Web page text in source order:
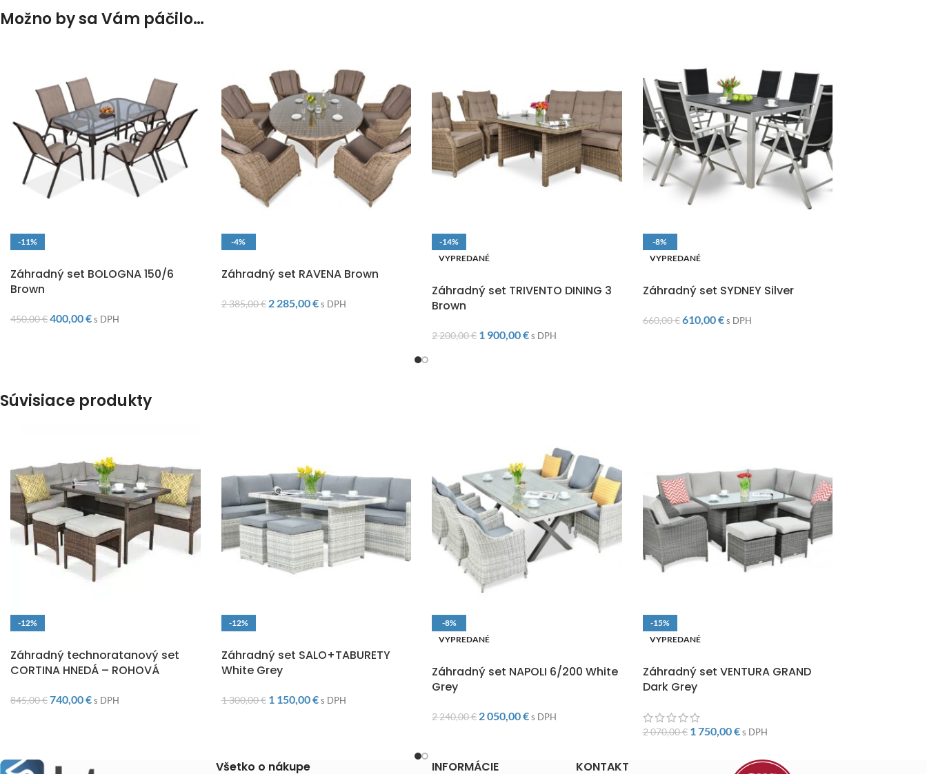
Možno by sa Vám páčilo…
-11%
Záhradný set BOLOGNA 150/6
Brown
450,00€400,00€s DPH
-4%
Záhradný set RAVENA Brown
2 385,00€ 2 285,00€ s DPH
-14%
VYPREDANÉ
Záhradný set TRIVENTO DINING 3
Brown
2 200,00€ 1 900,00€s DPH
-8%
VYPREDANÉ
Záhradný set SYDNEY Silver
660,00€ 610,00€ s DPH
Súvisiace produkty
-12%
Záhradný technoratanový set
CORTINA HNEDÁ – ROHOVÁ
845,00€740,00€s DPH
-12%
Záhradný set SALO+TABURETY
White Grey
1 300,00€ 1 150,00€ s DPH
-8%
VYPREDANÉ
Záhradný set NAPOLI 6/200 White
Grey
2 240,00€ 2 050,00€s DPH
-15%
VYPREDANÉ
Záhradný set VENTURA GRAND
Dark Grey
2 070,00€ 1 750,00€ s DPH
Všetko o nákupe INFORMÁCIE KONTAKT